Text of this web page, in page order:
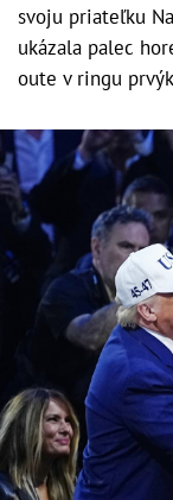
svoju priateľku
ukázala palec
oute v ringu